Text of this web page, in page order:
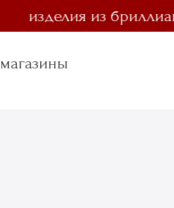
изделия из бриллианта
магазины